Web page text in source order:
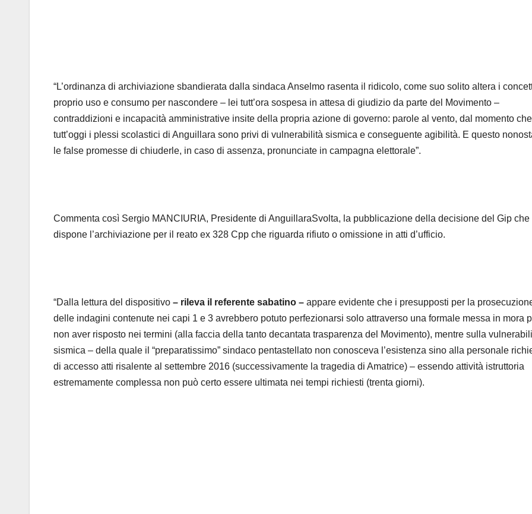
“L’ordinanza di archiviazione sbandierata dalla sindaca Anselmo rasenta il ridicolo, come suo solito altera i
proprio uso e consumo per nascondere – lei tutt’ora sospesa in attesa di giudizio da parte del Movimento –
contraddizioni e incapacità amministrative insite della propria azione di governo: parole al vento, dal momento
tutt’oggi i plessi scolastici di Anguillara sono privi di vulnerabilità sismica e conseguente agibilità. E questo
le false promesse di chiuderle, in caso di assenza, pronunciate in campagna elettorale”.
Commenta così Sergio MANCIURIA, Presidente di AnguillaraSvolta, la pubblicazione della decisione del Gip che
dispone l’archiviazione per il reato ex 328 Cpp che riguarda rifiuto o omissione in atti d’ufficio.
“Dalla lettura del dispositivo – rileva il referente sabatino – appare evidente che i presupposti per la
delle indagini contenute nei capi 1 e 3 avrebbero potuto perfezionarsi solo attraverso una formale messa in mora
non aver risposto nei termini (alla faccia della tanto decantata trasparenza del Movimento), mentre sulla
sismica – della quale il “preparatissimo” sindaco pentastellato non conosceva l’esistenza sino alla personale
di accesso atti risalente al settembre 2016 (successivamente la tragedia di Amatrice) – essendo attività istruttoria
estremamente complessa non può certo essere ultimata nei tempi richiesti (trenta giorni).